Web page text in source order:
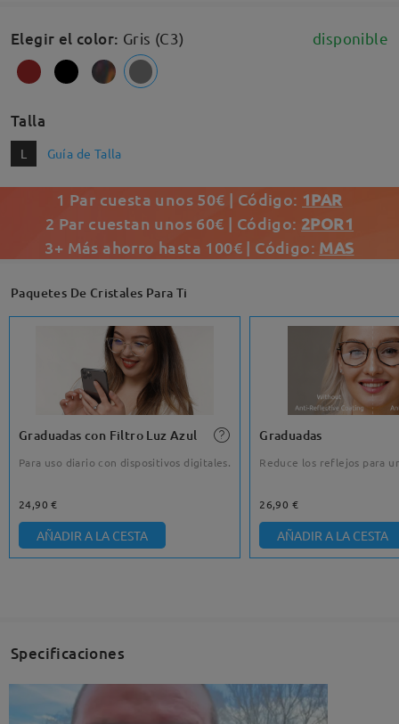
Elegir el color: Gris (C3) disponible
Talla
L Guía de Talla
1 Par cuesta unos 50€ | Código: 1PAR
2 Par cuestan unos 60€ | Código: 2POR1
3+ Más ahorro hasta 100€ | Código: MAS
Paquetes De Cristales Para Ti
Graduadas con Filtro Luz Azul
Para uso diario con dispositivos digitales.
24,90 €
AÑADIR A LA CESTA
Graduadas
Reduce los reflejos para
26,90 €
AÑADIR A LA CESTA
Specificaciones